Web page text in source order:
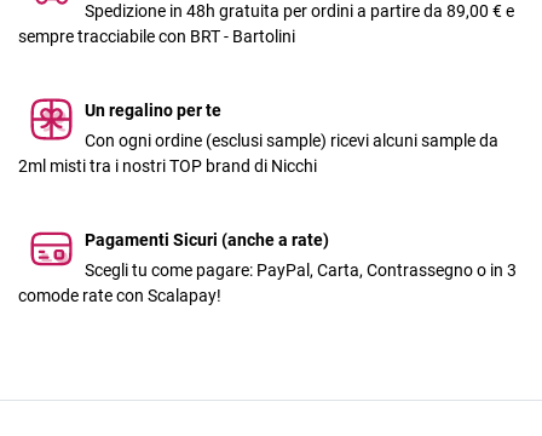
Spedizione in 48h gratuita per ordini a partire da 89,00 € e
sempre tracciabile con BRT - Bartolini
Un regalino per te
Con ogni ordine (esclusi sample) ricevi alcuni sample da
2ml misti tra i nostri TOP brand di Nicchi
Pagamenti Sicuri (anche a rate)
Scegli tu come pagare: PayPal, Carta, Contrassegno o in 3
comode rate con Scalapay!